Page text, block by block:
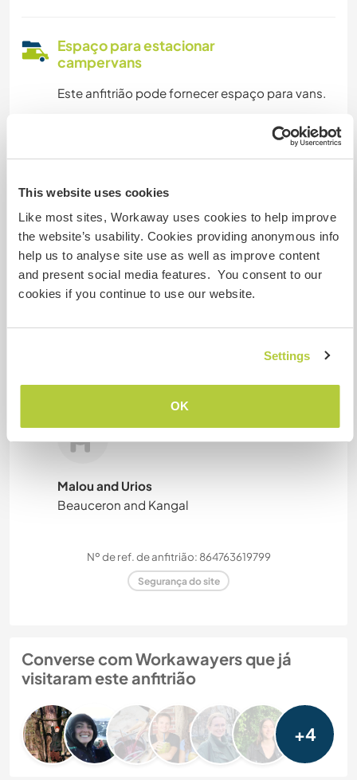
This website uses cookies
Like most sites, Workaway uses cookies to help improve
the website’s usability. Cookies providing anonymous info
help us to analyse site use as well as improve content
and present social media features. You consent to our
cookies if you continue to use our website.
Settings
OK
Espaço para estacionar
campervans
Este anfitrião pode fornecer espaço para vans.
com animais de estimação.
Quantos Workawayers pode
acomodar?
estimação
Malou and Urios
Beauceron and Kangal
Nº de ref. de anfitrião: 864763619799
Segurança do site
Converse com Workawayers que já
visitaram este anfitrião
+4